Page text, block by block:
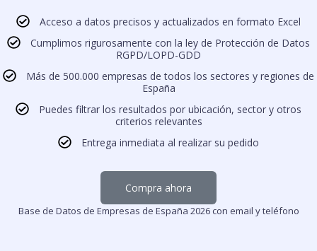
Acceso a datos precisos y actualizados en formato Excel
Cumplimos rigurosamente con la ley de Protección de Datos
RGPD/LOPD-GDD
Más de 500.000 empresas de todos los sectores y regiones de
España
Puedes filtrar los resultados por ubicación, sector y otros
criterios relevantes
Entrega inmediata al realizar su pedido
Compra ahora
Base de Datos de Empresas de España 2026 con email y teléfono